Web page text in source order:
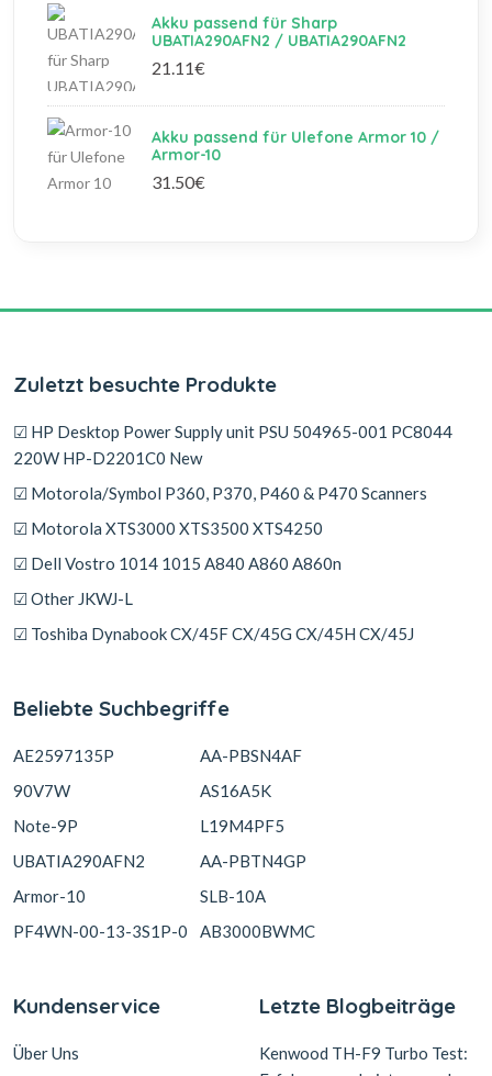
Akku passend für Sharp
UBATIA290AFN2 / UBATIA290AFN2
21.11€
Akku passend für Ulefone Armor 10 /
Armor-10
31.50€
Zuletzt besuchte Produkte
☑ HP Desktop Power Supply unit PSU 504965-001 PC8044
220W HP-D2201C0 New
☑ Motorola/Symbol P360, P370, P460 & P470 Scanners
☑ Motorola XTS3000 XTS3500 XTS4250
☑ Dell Vostro 1014 1015 A840 A860 A860n
☑ Other JKWJ-L
☑ Toshiba Dynabook CX/45F CX/45G CX/45H CX/45J
Beliebte Suchbegriffe
AE2597135P
90V7W
Note-9P
UBATIA290AFN2
Armor-10
PF4WN-00-13-3S1P-0
AA-PBSN4AF
AS16A5K
L19M4PF5
AA-PBTN4GP
SLB-10A
AB3000BWMC
Kundenservice
Über Uns
Letzte Blogbeiträge
Kenwood TH-F9 Turbo Test: